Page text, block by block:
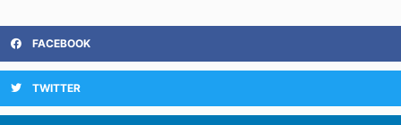
FACEBOOK
TWITTER